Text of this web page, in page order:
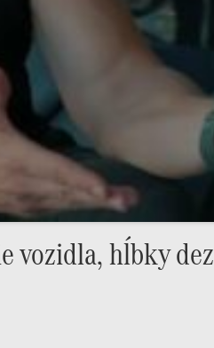
vozidla, hĺbky